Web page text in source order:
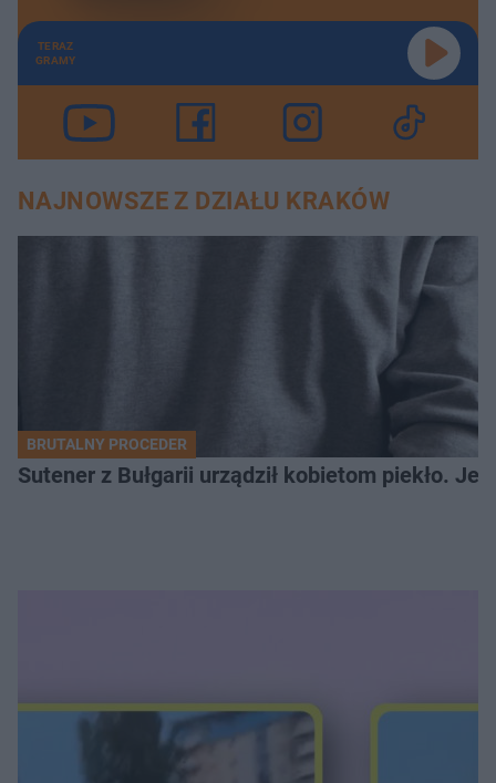
TERAZ
GRAMY
NAJNOWSZE Z DZIAŁU KRAKÓW
BRUTALNY PROCEDER
Sutener z Bułgarii urządził kobietom piekło.